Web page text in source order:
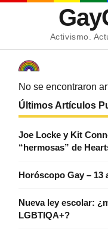
Activismo.
No se encontraron
Últimos Artículos
Joe Locke y Kit
“hermosas” de
Horóscopo Gay – 13
Nueva ley escolar:
LGBTIQA+?